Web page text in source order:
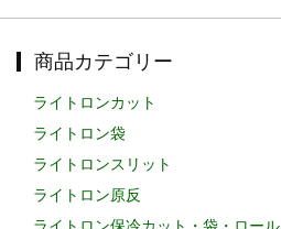
商品カテゴリー
ライトロンカット
ライトロン袋
ライトロンスリット
ライトロン原反
ライトロン保冷カット・袋・ロール